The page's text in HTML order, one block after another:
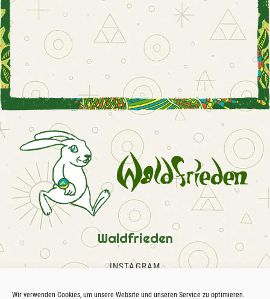
Wir verwenden Cookies, um unsere Website und unseren Service zu optimieren.
Waldfrieden
INSTAGRAM
SOUNDCLOUD